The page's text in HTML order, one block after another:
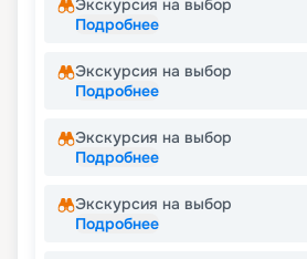
Экскурсия на выбор
Подробнее
Экскурсия на выбор
Подробнее
Экскурсия на выбор
Подробнее
Экскурсия на выбор
Подробнее